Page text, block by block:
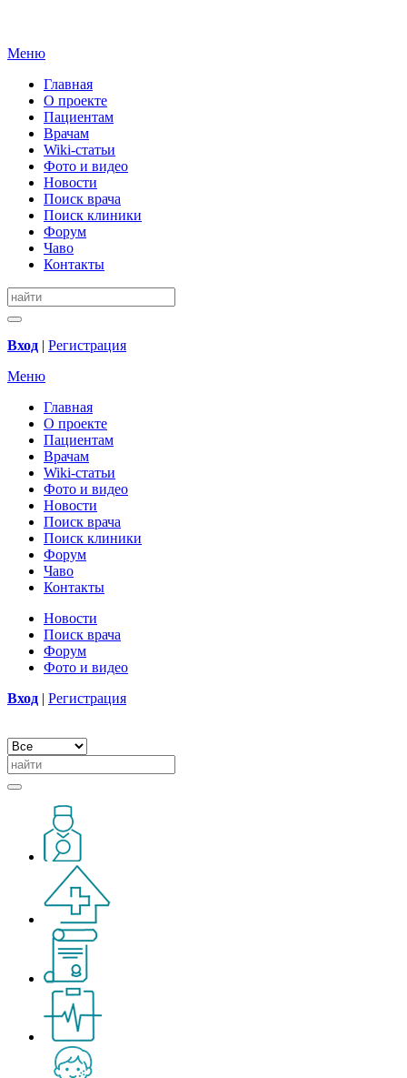
Меню
Главная
О проекте
Пациентам
Врачам
Wiki-статьи
Фото и видео
Новости
Поиск врача
Поиск клиники
Форум
Чаво
Контакты
Вход | Регистрация
Меню
Главная
О проекте
Пациентам
Врачам
Wiki-статьи
Фото и видео
Новости
Поиск врача
Поиск клиники
Форум
Чаво
Контакты
Новости
Поиск врача
Форум
Фото и видео
Вход | Регистрация